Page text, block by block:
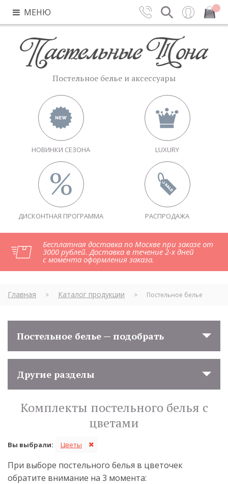
МЕНЮ Вход Закрыть
Постельное белье и аксессуары
НОВИНКИ СЕЗОНА LUXURY
ДИСКОНТНАЯ ПРОГРАММА РАСПРОДАЖА
Бесплатная доставка по Москве при заказе от
3000 рублей. Доставка в течение 2-х дней
с момента оформления заказа.
Главная > Каталог продукции > Постельное белье
Постельное белье — подобрать
Другие разделы
Комплекты постельного белья с
цветами
Вы выбрали: Цветы
При выборе постельного белья в цветочек
обратите внимание на 3 момента: